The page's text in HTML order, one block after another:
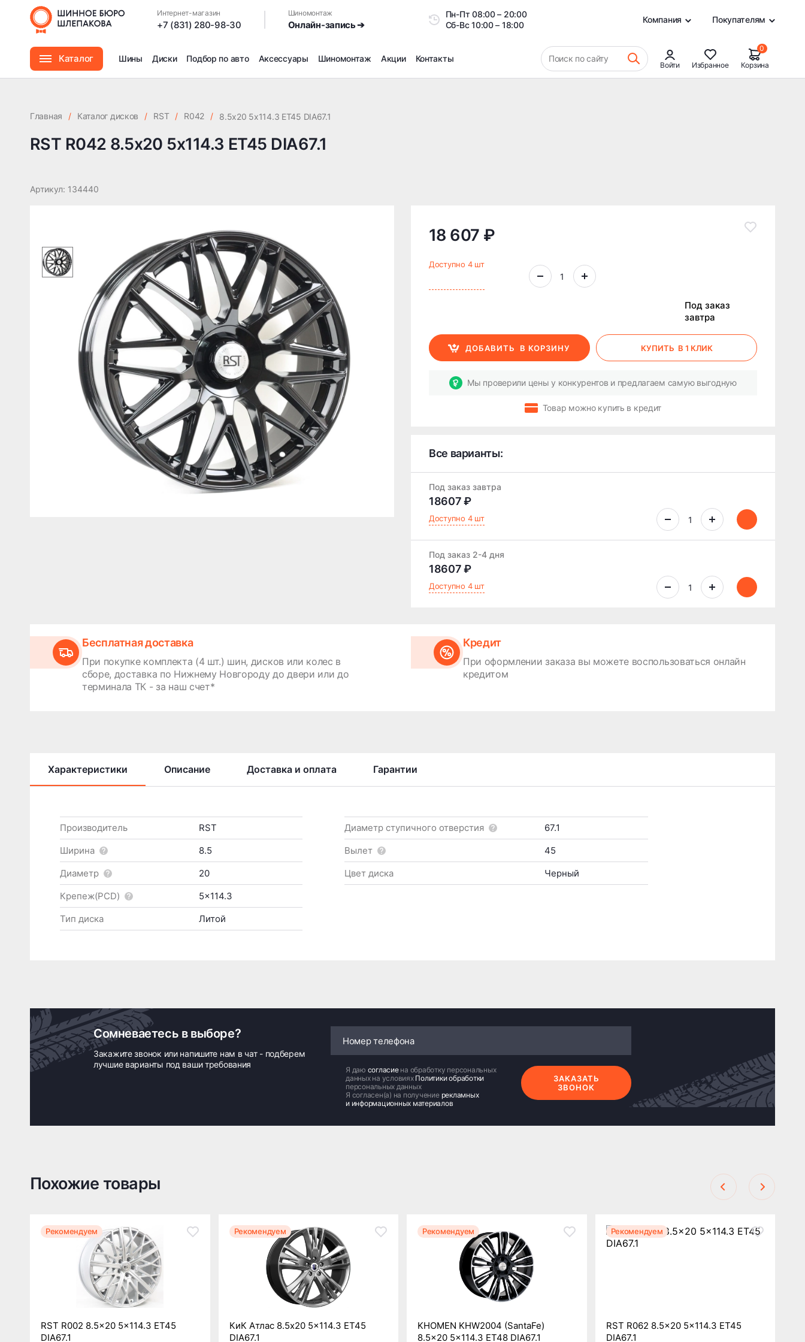
Интернет-магазин
+7 (831) 280-98-30
Шиномонтаж
Онлайн-запись ➔
Пн-Пт08:00 – 20:00
Сб-Вс10:00 – 18:00
Компания Покупателям
Каталог Шины Диски Подбор по авто Аксессуары Шиномонтаж
Сезонное хранение
Дошиповка, Ошиповка, Перешиповка зимней резины
Шумоизоляция покрышек
Подбор запчастей
Акции Контакты Поиск по сайту
Войти Избранное
0
Корзина
RST R042 8.5x20 5x114.3 ET45 DIA67.1
Главная / Каталог дисков / RST / R042 / 8.5x20 5x114.3 ET45 DIA67.1
RST R042 8.5x20 5x114.3 ET45 DIA67.1
Артикул: 134440
18 607 ₽
Доступно 4 шт
Под заказ
завтра
ДОБАВИТЬ В КОРЗИНУ КУПИТЬ В 1 КЛИК
Мы проверили цены у конкурентов и предлагаем самую выгодную
Товар можно купить в кредит
Все варианты:
Под заказ завтра
18607 ₽
Доступно 4 шт
Под заказ 2-4 дня
18607 ₽
Доступно 4 шт
Бесплатная доставка
При покупке комплекта (4 шт.) шин, дисков или колес в
сборе, доставка по Нижнему Новгороду до двери или до
терминала ТК - за наш счет*
Кредит
При оформлении заказа вы можете воспользоваться онлайн
кредитом
Характеристики Описание Доставка и оплата Гарантии
Производитель
RST
Ширина
8.5
Диаметр
20
Крепеж(PCD)
5x114.3
Тип диска
Литой
Диаметр ступичного отверстия
67.1
Вылет
45
Цвет диска
Черный
Сомневаетесь в выборе?
Закажите звонок или напишите нам в чат - подберем
лучшие варианты под ваши требования
Я даю согласие на обработку персональных
данных на условиях Политики обработки
персональных данных
Я согласен(а) на получение рекламных
и информационных материалов
ЗАКАЗАТЬ
ЗВОНОК
Похожие товары
Рекомендуем
RST R002 8.5x20 5x114.3 ET45
DIA67.1
Рекомендуем
КиК Атлас 8.5x20 5x114.3 ET45
DIA67.1
Рекомендуем
KHOMEN KHW2004 (SantaFe)
8.5x20 5x114.3 ET48 DIA67.1
Рекомендуем
RST R062 8.5x20 5x114.3 ET45
DIA67.1